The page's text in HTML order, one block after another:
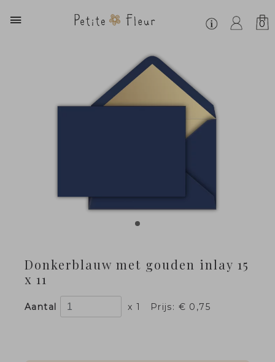
0
Donkerblauw met gouden inlay 15
x 11
Aantal x 1 Prijs: € 0,75